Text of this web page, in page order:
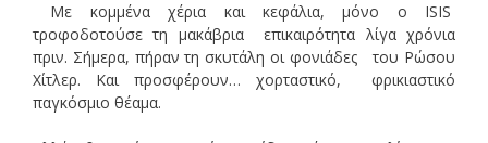
Με κομμένα χέρια και κεφάλια, μόνο ο ΙSIS
τροφοδοτούσε τη μακάβρια επικαιρότητα λίγα χρόνια
πριν. Σήμερα, πήραν τη σκυτάλη οι φονιάδες του Ρώσου
Χίτλερ. Και προσφέρουν… χορταστικό, φρικιαστικό
παγκόσμιο θέαμα.